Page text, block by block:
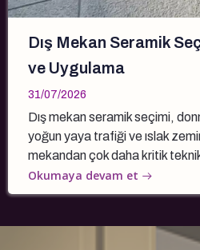
Dış Mekan Seramik
ve Uygulama
31/07/2026
Dış mekan seramik seçimi,
yoğun yaya trafiği ve ıslak
mekandan çok daha kritik
Okumaya devam et